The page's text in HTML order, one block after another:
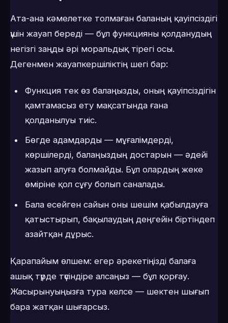
Ата-ана кәмелетке толмаған баланың қауіпсіздігі
үшін жауап береді — бұл функцияны қолданудың
негізгі заңды әрі моральдық тірегі осы.
Дегенмен жауапкершіліктің шегі бар:
Функция тек өз балаңызды, оның қауіпсіздігін
қамтамасыз ету мақсатында ғана
қолданылуы тиіс.
Бөгде адамдарды — мұғалімдерді,
көршілерді, балаңыздың достарын — әдейі
жазып алуға болмайды. Бұл олардың жеке
өміріне қол сұғу болып саналады.
Бала есейген сайын оны шешім қабылдауға
қатыстырып, бақылаудың деңгейін біртіндеп
азайтқан дұрыс.
Қарапайым өлшем: егер әрекетіңізді балаға
ашық түрде түсіндіре алсаңыз — бұл қорғау.
Жасырынуыңызға тура келсе — шектен шығып
бара жатқан шығарсыз.